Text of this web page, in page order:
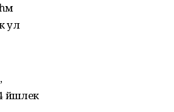
ул